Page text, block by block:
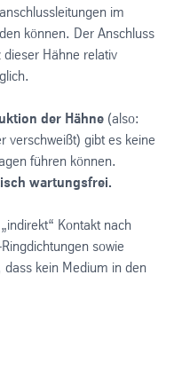
im
können. Der Anschluss
dieser Hähne relativ
der Hähne (also:
verschweißt) gibt es keine
führen können.
wartungsfrei.
Kontakt nach
sowie
dass kein Medium in den